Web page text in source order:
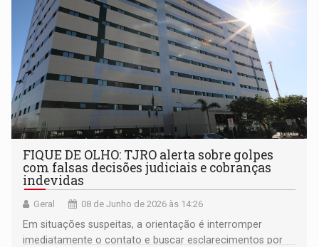
FIQUE DE OLHO: TJRO alerta sobre golpes
com falsas decisões judiciais e cobranças
indevidas
Geral 08 de Junho de 2026 às 14:26
Em situações suspeitas, a orientação é interromper
imediatamente o contato e buscar esclarecimentos por